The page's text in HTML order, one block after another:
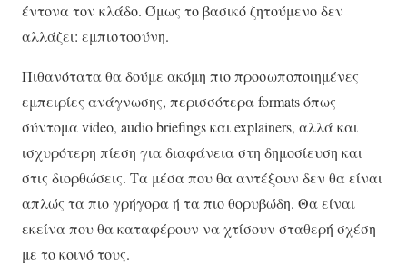
έντονα τον κλάδο. Όμως το βασικό ζητούμενο δεν
αλλάζει: εμπιστοσύνη.
Πιθανότατα θα δούμε ακόμη πιο προσωποποιημένες
εμπειρίες ανάγνωσης, περισσότερα formats όπως
σύντομα video, audio briefings και explainers, αλλά και
ισχυρότερη πίεση για διαφάνεια στη δημοσίευση και
στις διορθώσεις. Τα μέσα που θα αντέξουν δεν θα είναι
απλώς τα πιο γρήγορα ή τα πιο θορυβώδη. Θα είναι
εκείνα που θα καταφέρουν να χτίσουν σταθερή σχέση
με το κοινό τους.